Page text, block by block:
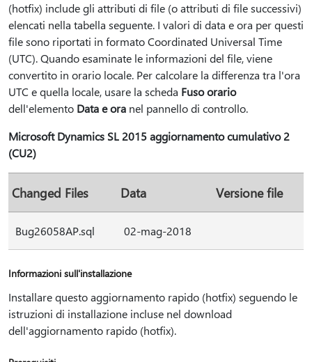
(hotfix) include gli attributi di file (o attributi di file successivi)
elencati nella tabella seguente. I valori di data e ora per questi
file sono riportati in formato Coordinated Universal Time
(UTC). Quando esaminate le informazioni del file, viene
convertito in orario locale. Per calcolare la differenza tra l'ora
UTC e quella locale, usare la scheda Fuso orario
dell'elemento Data e ora nel pannello di controllo.
Microsoft Dynamics SL 2015 aggiornamento cumulativo 2
(CU2)
Changed Files Data Versione file
Bug26058AP.sql 02-mag-2018
Informazioni sull'installazione
Installare questo aggiornamento rapido (hotfix) seguendo le
istruzioni di installazione incluse nel download
dell'aggiornamento rapido (hotfix).